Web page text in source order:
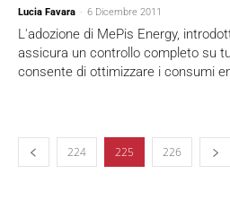
Lucia Favara - 6 Dicembre 2011
L'adozione di MePis Energy,
assicura un controllo completo su
consente di ottimizzare i consumi
224 225 226